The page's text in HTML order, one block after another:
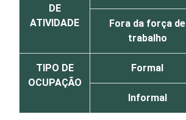
DE
ATIVIDADE
Fora da força de
trabalho
TIPO DE
OCUPAÇÃO
Formal
Informal